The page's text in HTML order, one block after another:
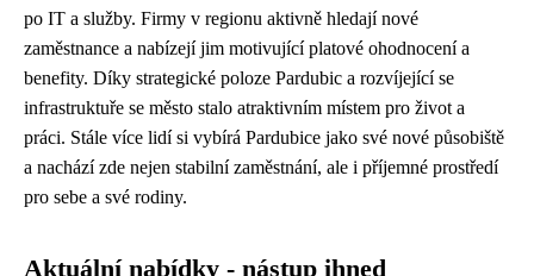
po IT a služby. Firmy v regionu aktivně hledají nové
zaměstnance a nabízejí jim motivující platové ohodnocení a
benefity. Díky strategické poloze Pardubic a rozvíjející se
infrastruktuře se město stalo atraktivním místem pro život a
práci. Stále více lidí si vybírá Pardubice jako své nové působiště
a nachází zde nejen stabilní zaměstnání, ale i příjemné prostředí
pro sebe a své rodiny.
Aktuální nabídky - nástup ihned